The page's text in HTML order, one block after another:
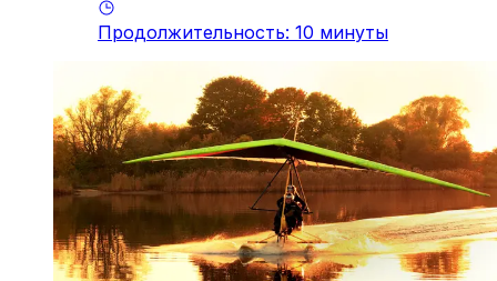
Продолжительность: 10 минуты